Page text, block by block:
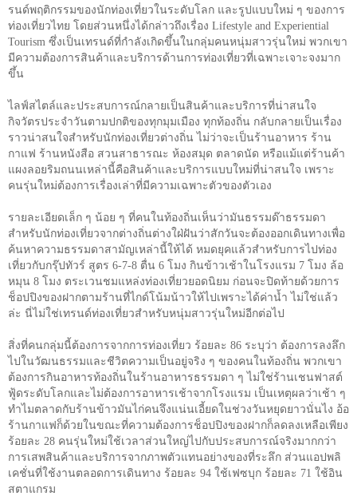
รนด์พฤติกรรมของนักท่องเที่ยวในระดับโลก และรูปแบบใหม่ ๆ ของการ
ท่องเที่ยวไทย โดยส่วนหนึ่งได้กล่าวถึงเรื่อง Lifestyle and Experiential
Tourism ซึ่งเป็นเทรนด์ที่กำลังเกิดขึ้นในกลุ่มคนหนุ่มสาวรุ่นใหม่ พวกเขา
มีความต้องการสินค้าและบริการด้านการท่องเที่ยวที่เฉพาะเจาะจงมาก
ขึ้น
ไลฟ์สไตล์และประสบการณ์กลายเป็นสินค้าและบริการที่น่าสนใจ
กิจวัตรประจำวันตามปกติของทุกมุมเมือง ทุกท้องถิ่น กลับกลายเป็นเรื่อง
ราวน่าสนใจสำหรับนักท่องเที่ยวต่างถิ่น ไม่ว่าจะเป็นร้านอาหาร ร้าน
กาแฟ ร้านหนังสือ สวนสาธารณะ ห้องสมุด ตลาดนัด หรือแม้แต่ร้านค้า
แผงลอยริมถนนเหล่านี้คือสินค้าและบริการแบบใหม่ที่น่าสนใจ เพราะ
คนรุ่นใหม่ต้องการเรื่องเล่าที่มีความเฉพาะตัวของตัวเอง
รายละเอียดเล็ก ๆ น้อย ๆ ที่คนในท้องถิ่นเห็นว่ามันธรรมด๊าธรรมดา
สำหรับนักท่องเที่ยวจากต่างถิ่นต่างใฝ่ฝันว่าสักวันจะต้องออกเดินทางเพื่อ
ค้นหาความธรรมดาสามัญเหล่านี้ให้ได้ หมดยุคแล้วสำหรับการไปท่อง
เที่ยวกับกรุ๊ปทัวร์ สูตร 6-7-8 ตื่น 6 โมง กินข้าวเช้าในโรงแรม 7 โมง ล้อ
หมุน 8 โมง ตระเวนชมแหล่งท่องเที่ยวยอดนิยม ก่อนจะปิดท้ายด้วยการ
ช็อปปิงของฝากตามร้านที่ไกด์โน้มน้าวให้ไปเพราะได้ค่าน้ำ ไม่ใช่แล้ว
ล่ะ นี่ไม่ใช่เทรนด์ท่องเที่ยวสำหรับหนุ่มสาวรุ่นใหม่อีกต่อไป
สิ่งที่คนกลุ่มนี้ต้องการจากการท่องเที่ยว ร้อยละ 86 ระบุว่า ต้องการลงลึก
ไปในวัฒนธรรมและชีวิตความเป็นอยู่จริง ๆ ของคนในท้องถิ่น พวกเขา
ต้องการกินอาหารท้องถิ่นในร้านอาหารธรรมดา ๆ ไม่ใช่ร้านเชนฟาสต์
ฟู้ดระดับโลกและไม่ต้องการอาหารเช้าจากโรงแรม เป็นเหตุผลว่าเช้า ๆ
ทำไมตลาดกับร้านข้าวมันไก่คนจึงแน่นเอี้ยดในช่วงวันหยุดยาวนั่นไง อ้อ
ร้านกาแฟก็ด้วยในขณะที่ความต้องการช็อปปิงของฝากก็ลดลงเหลือเพียง
ร้อยละ 28 คนรุ่นใหม่ใช้เวลาส่วนใหญ่ไปกับประสบการณ์จริงมากกว่า
การเสพสินค้าและบริการจากภาพตัวแทนอย่างของที่ระลึก ส่วนแอปพลิ
เคชั่นที่ใช้งานตลอดการเดินทาง ร้อยละ 94 ใช้เฟซบุก ร้อยละ 71 ใช้อิน
สตาแกรม